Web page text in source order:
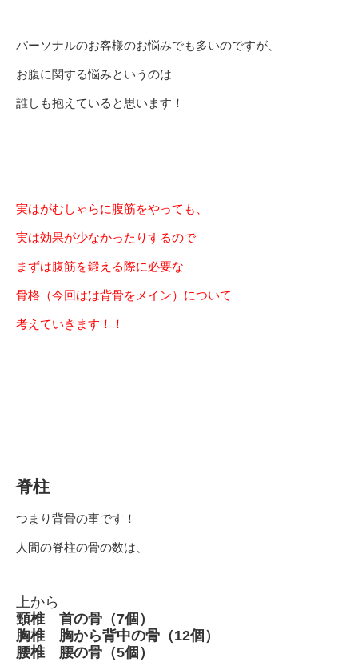
パーソナルのお客様のお悩みでも多いのですが、
お腹に関する悩みというのは
誰しも抱えていると思います！
実はがむしゃらに腹筋をやっても、
実は効果が少なかったりするので
まずは腹筋を鍛える際に必要な
骨格（今回はは背骨をメイン）について
考えていきます！！
脊柱
つまり背骨の事です！
人間の脊柱の骨の数は、
上から
頸椎 首の骨（7個）
胸椎 胸から背中の骨（12個）
腰椎 腰の骨（5個）